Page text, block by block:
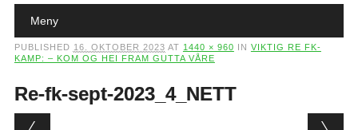
Main menu
Meny
PUBLISHED 16. OKTOBER 2023 AT 1440 × 960 IN VIKTIG RE FK-
KAMP: – KOM OG HEI FRAM GUTTA VÅRE
Re-fk-sept-2023_4_NETT